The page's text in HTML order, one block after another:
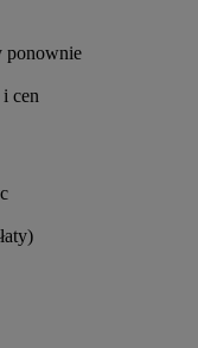
ponownie
cen